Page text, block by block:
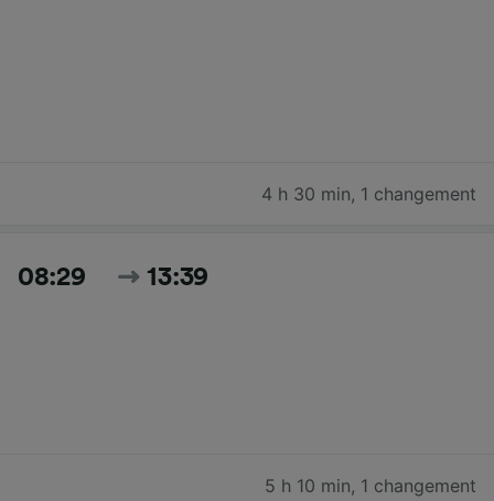
4 h 30 min, 1 changement
08:29 13:39
5 h 10 min, 1 changement